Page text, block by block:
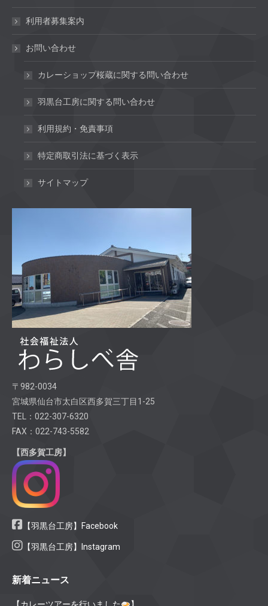
利用者募集案内
お問い合わせ
カレーショップ桜蔵に関する問い合わせ
羽黒台工房に関する問い合わせ
利用規約・免責事項
特定商取引法に基づく表示
サイトマップ
〒982-0034
宮城県仙台市太白区西多賀三丁目1-25
TEL：022-307-6320
FAX：022-743-5582
【西多賀工房】
【羽黒台工房】Facebook
【羽黒台工房】Instagram
新着ニュース